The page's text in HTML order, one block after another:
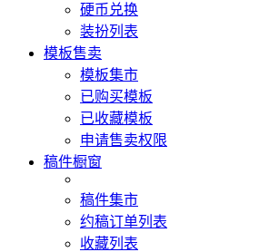
硬币兑换
装扮列表
模板售卖
模板集市
已购买模板
已收藏模板
申请售卖权限
稿件橱窗
稿件集市
约稿订单列表
收藏列表